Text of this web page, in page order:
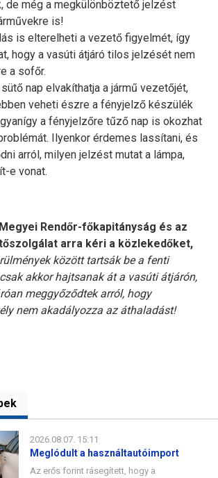
de még a megkülönböztető jelzést
is!
is elterelheti a vezető figyelmét, így
hogy a vasúti átjáró tilos jelzését nem
a sofőr.
nap elvakíthatja a jármű vezetőjét,
veheti észre a fényjelző készülék
a fényjelzőre tűző nap is okozhat
Ilyenkor érdemes lassítani, és
arról, milyen jelzést mutat a lámpa,
e vonat.
Rendőr-főkapitányság és az
arra kéri a közlekedőket,
között tartsák be a fenti
akkor hajtsanak át a vasúti átjárón,
meggyőződtek arról, hogy
nem akadályozza az áthaladást!
2026.08.07. 15:11
Meglódult a használtautóimport
Az erős forint rásegített, hogy a